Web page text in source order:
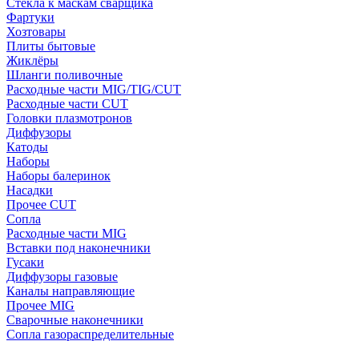
Стёкла к маскам сварщика
Фартуки
Хозтовары
Плиты бытовые
Жиклёры
Шланги поливочные
Расходные части MIG/TIG/CUT
Расходные части CUT
Головки плазмотронов
Диффузоры
Катоды
Наборы
Наборы балеринок
Насадки
Прочее CUT
Сопла
Расходные части MIG
Вставки под наконечники
Гусаки
Диффузоры газовые
Каналы направляющие
Прочее MIG
Сварочные наконечники
Сопла газораспределительные